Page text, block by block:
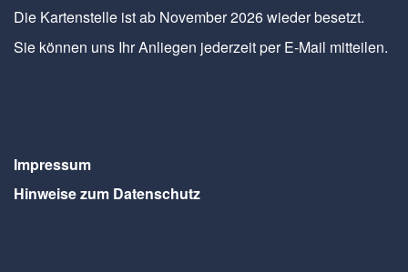
Die Kartenstelle ist ab November 2026 wieder besetzt.
Sie können uns Ihr Anliegen jederzeit per E-Mail mitteilen.
Impressum
Hinweise zum Datenschutz